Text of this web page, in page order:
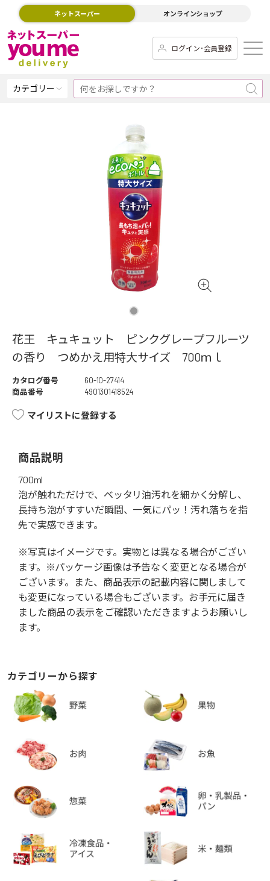
ネットスーパー オンラインショップ
ログイン･会員登録
カテゴリー
花王 キュキュット ピンクグレープフルーツ
の香り つめかえ用特大サイズ 700ｍｌ
カタログ番号
60-10-27414
商品番号
4901301418524
マイリストに登録する
商品説明
700ml
泡が触れただけで、ベッタリ油汚れを細かく分解し、
長持ち泡がすすいだ瞬間、一気にパッ！汚れ落ちを指
先で実感できます。
※写真はイメージです。実物とは異なる場合がござい
ます。※パッケージ画像は予告なく変更となる場合が
ございます。また、商品表示の記載内容に関しまして
も変更になっている場合もございます。お手元に届き
ました商品の表示をご確認いただきますようお願いし
ます。
カテゴリーから探す